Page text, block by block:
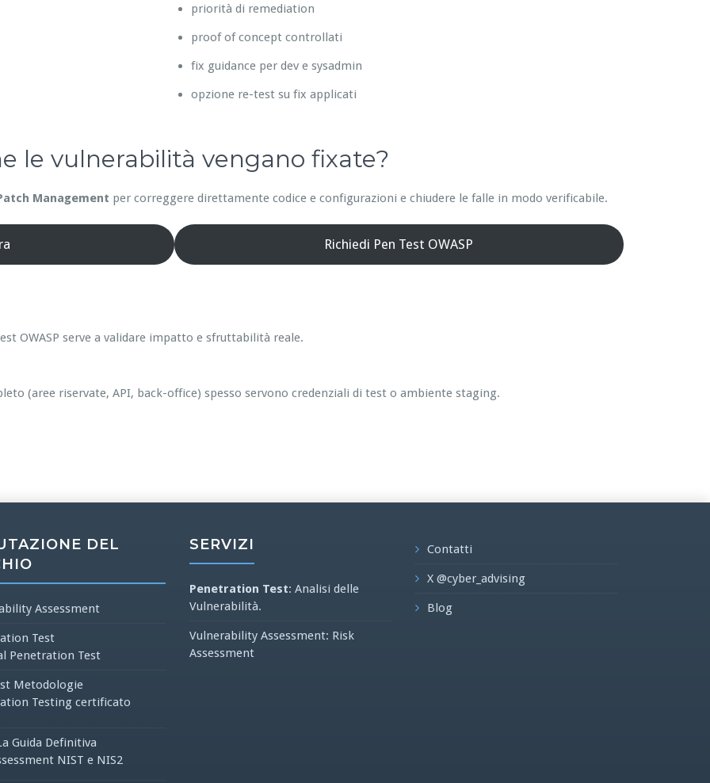
priorità di remediation
proof of concept controllati
fix guidance per dev e sysadmin
opzione re-test su fix applicati
le vulnerabilità vengano fixate?
Management per correggere direttamente codice e configurazioni e chiudere le falle in modo verificabile.
Richiedi Pen Test OWASP
OWASP serve a validare impatto e sfruttabilità reale.
(aree riservate, API, back-office) spesso servono credenziali di test o ambiente staging.
DEL
Assessment
Test
Penetration Test
Metodologie
Testing certificato
Guida Definitiva
NIST e NIS2
SERVIZI
Penetration Test: Analisi delle
Vulnerabilità.
Vulnerability Assessment: Risk
Assessment
Contatti
X @cyber_advising
Blog